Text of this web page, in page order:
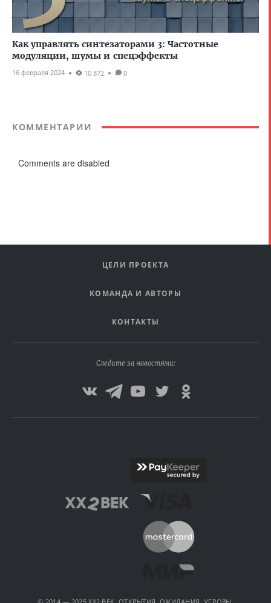
Как управлять синтезаторами 3: Частотные
модуляции, шумы и спецэффекты
16 февраля 2024 10 872 0
КОММЕНТАРИИ
Comments are disabled
ЦЕЛИ ПРОЕКТА
КОМАНДА И АВТОРЫ
КОНТАКТЫ
Следите за новостями: